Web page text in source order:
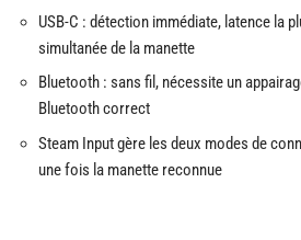
USB-C : détection immédiate, latence la
simultanée de la manette
Bluetooth : sans fil, nécessite un
Bluetooth correct
Steam Input gère les deux modes de
une fois la manette reconnue